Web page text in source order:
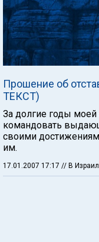
Прошение об
ТЕКСТ)
За долгие годы
командовать
своими
им.
17.01.2007 17:17 // В